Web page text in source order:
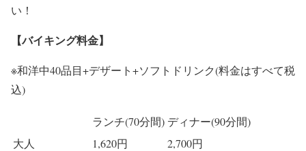
い！
【バイキング料金】
※和洋中40品目+デザート+ソフトドリンク(料金はすべて税
込)
ランチ(70分間) ディナー(90分間)
大人
1,620円
2,700円